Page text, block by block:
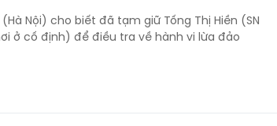
Nội) cho biết đã tạm giữ Tống Thị Hiền (SN
ở cố định) để điều tra về hành vi lừa đảo